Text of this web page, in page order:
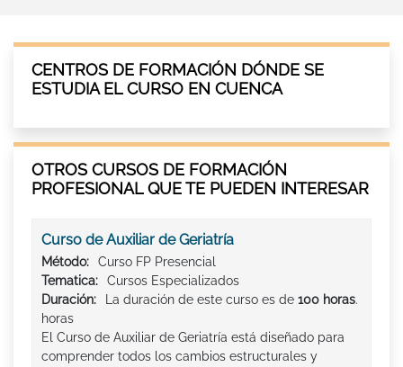
CENTROS DE FORMACIÓN DÓNDE SE
ESTUDIA EL CURSO EN CUENCA
OTROS CURSOS DE FORMACIÓN
PROFESIONAL QUE TE PUEDEN INTERESAR
Curso de Auxiliar de Geriatría
Método:
Curso FP Presencial
Tematica:
Cursos Especializados
Duración:
La duración de este curso es de 100 horas.
horas
El Curso de Auxiliar de Geriatría está diseñado para
comprender todos los cambios estructurales y